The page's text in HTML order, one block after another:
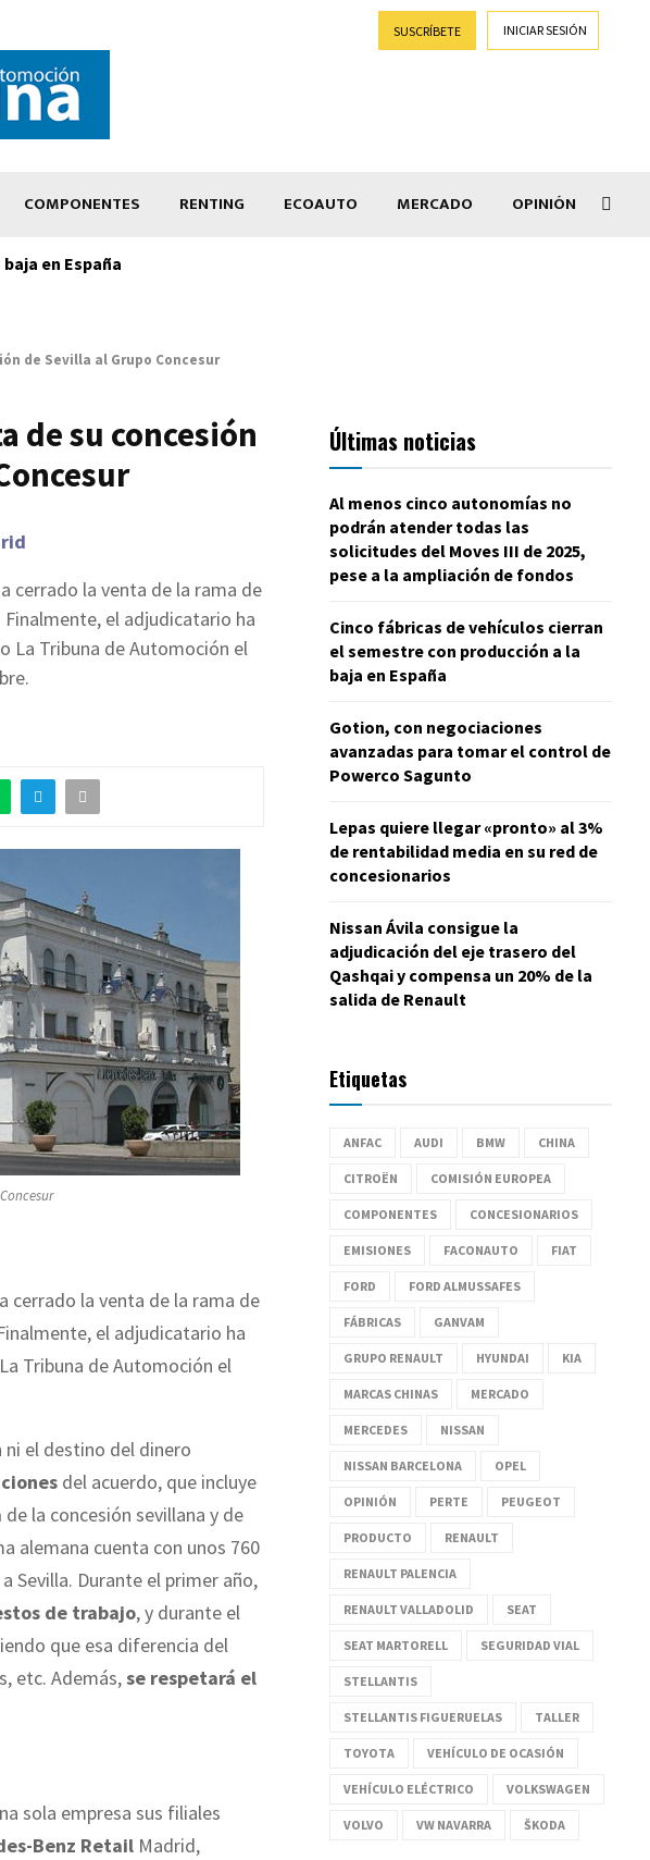
SUSCRÍBETE INICIAR SESIÓN
COMPONENTES RENTING ECOAUTO MERCADO OPINIÓN
en España
de Sevilla al Grupo Concesur
de su concesión
cerrado la venta de la rama de
el adjudicatario ha
La Tribuna de Automoción el
cerrado la venta de la rama de
el adjudicatario ha
Tribuna de Automoción el
el destino del dinero
del acuerdo, que incluye
de la concesión sevillana y de
alemana cuenta con unos 760
Sevilla. Durante el primer año,
de trabajo, y durante el
que esa diferencia del
etc. Además,se respetará el
sola empresa sus filiales
Benz Retail Madrid,
Últimas noticias
Al menos cinco autonomías no
podrán atender todas las
solicitudes del Moves III de 2025,
pese a la ampliación de fondos
Cinco fábricas de vehículos cierran
el semestre con producción a la
baja en España
Gotion, con negociaciones
avanzadas para tomar el control de
Powerco Sagunto
Lepas quiere llegar «pronto» al 3%
de rentabilidad media en su red de
concesionarios
Nissan Ávila consigue la
adjudicación del eje trasero del
Qashqai y compensa un 20% de la
salida de Renault
Etiquetas
ANFAC AUDI BMW CHINA
CITROËN COMISIÓN EUROPEA
COMPONENTES CONCESIONARIOS
EMISIONES FACONAUTO FIAT
FORD FORD ALMUSSAFES
FÁBRICAS GANVAM
GRUPO RENAULT HYUNDAI KIA
MARCAS CHINAS MERCADO
MERCEDES NISSAN
NISSAN BARCELONA OPEL
OPINIÓN PERTE PEUGEOT
PRODUCTO RENAULT
RENAULT PALENCIA
RENAULT VALLADOLID SEAT
SEAT MARTORELL SEGURIDAD VIAL
STELLANTIS
STELLANTIS FIGUERUELAS TALLER
TOYOTA VEHÍCULO DE OCASIÓN
VEHÍCULO ELÉCTRICO VOLKSWAGEN
VOLVO VW NAVARRA ŠKODA